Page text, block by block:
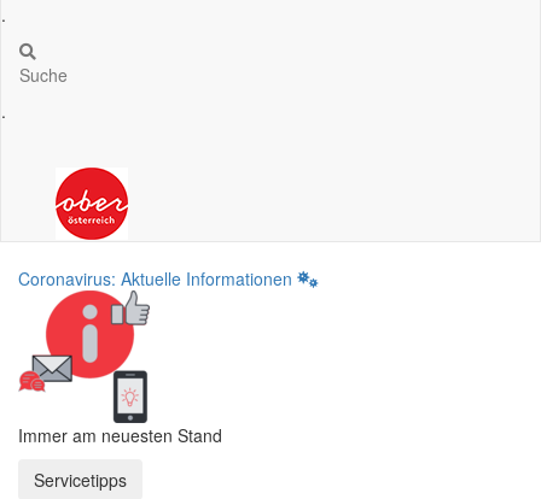
.
Suche
.
Coronavirus: Aktuelle Informationen
Immer am neuesten Stand
Servicetipps öffnen und schließen
Servicetipps